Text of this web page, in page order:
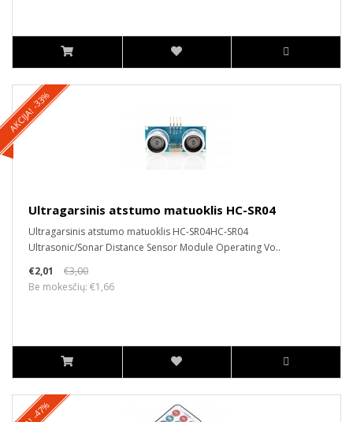
AKCIJA! -33%
Ultragarsinis atstumo matuoklis HC-SR04
Ultragarsinis atstumo matuoklis HC-SR04HC-SR04
Ultrasonic/Sonar Distance Sensor Module Operating Vo..
€2,01
€3,00
Be mokesčių: €1,66